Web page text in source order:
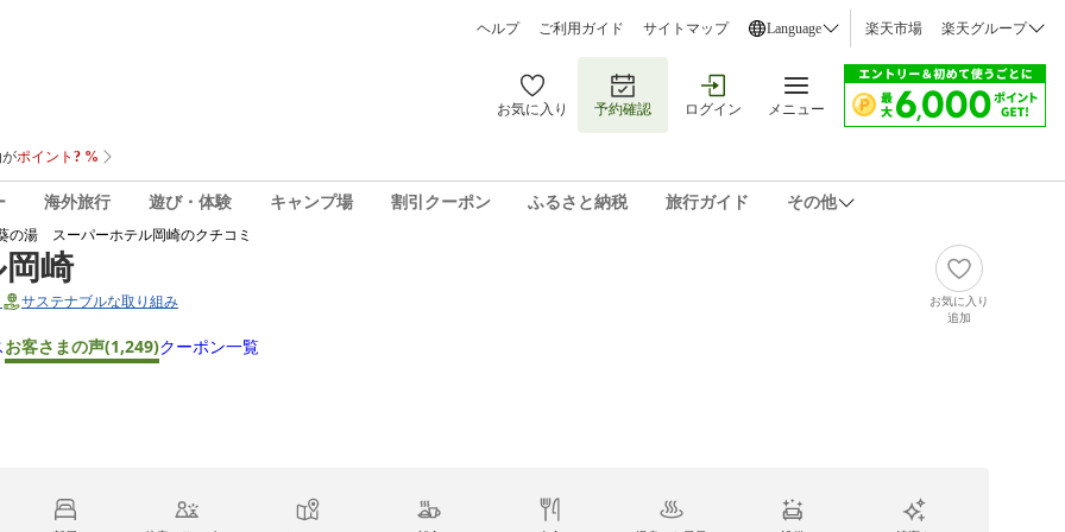
ヘルプ ご利用ガイド サイトマップ Language 楽天市場 楽天グループ
お気に入り 予約確認 ログイン メニュー
海外旅行 遊び・体験 キャンプ場 割引クーポン ふるさと納税 旅行ガイド その他
の湯 スーパーホテル岡崎のクチコミ
崎
サステナブルな取り組み
お気に入り
追加
お客さまの声(1,249)クーポン一覧